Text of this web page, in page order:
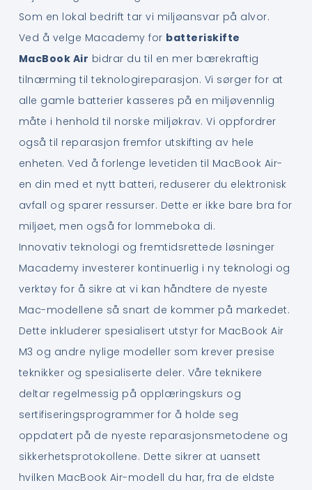
Som en lokal bedrift tar vi miljøansvar på alvor.
Ved å velge Macademy for batteriskifte
MacBook Air bidrar du til en mer bærekraftig
tilnærming til teknologireparasjon. Vi sørger for at
alle gamle batterier kasseres på en miljøvennlig
måte i henhold til norske miljøkrav. Vi oppfordrer
også til reparasjon fremfor utskifting av hele
enheten. Ved å forlenge levetiden til MacBook Air-
en din med et nytt batteri, reduserer du elektronisk
avfall og sparer ressurser. Dette er ikke bare bra for
miljøet, men også for lommeboka di.
Innovativ teknologi og fremtidsrettede løsninger
Macademy investerer kontinuerlig i ny teknologi og
verktøy for å sikre at vi kan håndtere de nyeste
Mac-modellene så snart de kommer på markedet.
Dette inkluderer spesialisert utstyr for MacBook Air
M3 og andre nylige modeller som krever presise
teknikker og spesialiserte deler. Våre teknikere
deltar regelmessig på opplæringskurs og
sertifiseringsprogrammer for å holde seg
oppdatert på de nyeste reparasjonsmetodene og
sikkerhetsprotokollene. Dette sikrer at uansett
hvilken MacBook Air-modell du har, fra de eldste